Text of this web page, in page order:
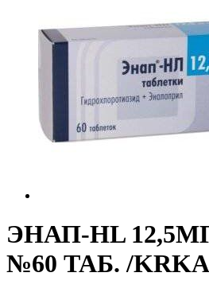
ЭНАП-HL
№60 ТАБ. /